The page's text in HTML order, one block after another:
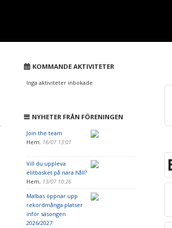
KOMMANDE AKTIVITETER
Inga aktiviteter inbokade
NYHETER FRÅN FÖRENINGEN
Join the team
Hem, 16/07 13:01
Vill du uppleva
elitbasket på nära håll?
Hem, 13/07 10:26
Malbas öppnar upp
rekordmånga platser
inför säsongen
2026/2027